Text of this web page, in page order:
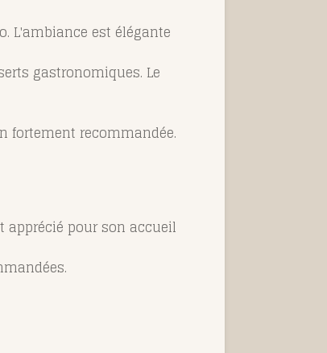
L'ambiance est élégante
gastronomiques. Le
fortement recommandée.
apprécié pour son accueil